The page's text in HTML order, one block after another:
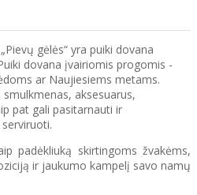
gėlės“ yra puiki dovana
dovana įvairiomis progomis -
ar Naujiesiems metams.
aksesuarus,
pat gali pasitarnauti ir
padėkliuką skirtingoms žvakėms,
ir jaukumo kampelį savo namų